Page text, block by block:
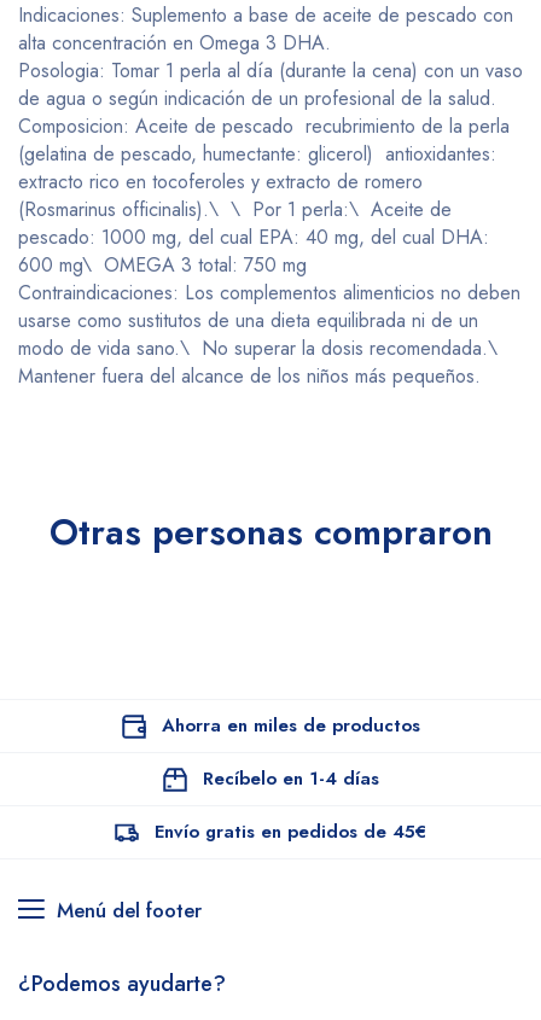
Indicaciones: Suplemento a base de aceite de pescado con
alta concentración en Omega 3 DHA.
Posologia: Tomar 1 perla al día (durante la cena) con un vaso
de agua o según indicación de un profesional de la salud.
Composicion: Aceite de pescado recubrimiento de la perla
(gelatina de pescado, humectante: glicerol) antioxidantes:
extracto rico en tocoferoles y extracto de romero
(Rosmarinus officinalis).\ \ Por 1 perla:\ Aceite de
pescado: 1000 mg, del cual EPA: 40 mg, del cual DHA:
600 mg\ OMEGA 3 total: 750 mg
Contraindicaciones: Los complementos alimenticios no deben
usarse como sustitutos de una dieta equilibrada ni de un
modo de vida sano.\ No superar la dosis recomendada.\
Mantener fuera del alcance de los niños más pequeños.
Otras personas compraron
Ahorra en miles de productos
Recíbelo en 1-4 días
Envío gratis en pedidos de 45€
Menú del footer
¿Podemos ayudarte?